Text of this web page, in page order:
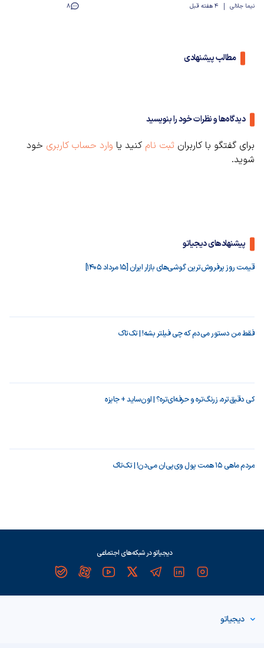
نیما جلالی 4 هفته قبل 8
مطالب پیشنهادی
دیدگاه‌ها و نظرات خود را بنویسید
برای گفتگو با کاربران ثبت نام کنید یا وارد حساب کاربری خود
شوید.
پیشنهادهای دیجیاتو
قیمت روز پرفروش‌ترین گوشی‌های بازار ایران [15 مرداد 1405]
فقط من دستور می‌دم که چی فیلتر بشه! | تک‌تاک
کی دقیق‌تره، زرنگ‌تره و حرفه‌ای‌تره؟ | اون‌ساید + جایزه
مردم ماهی ۱۵ همت پول وی‌پی‌ان می‌دن! | تک‌تاک
دیجیاتو در شبکه‌های اجتماعی
دیجیاتو